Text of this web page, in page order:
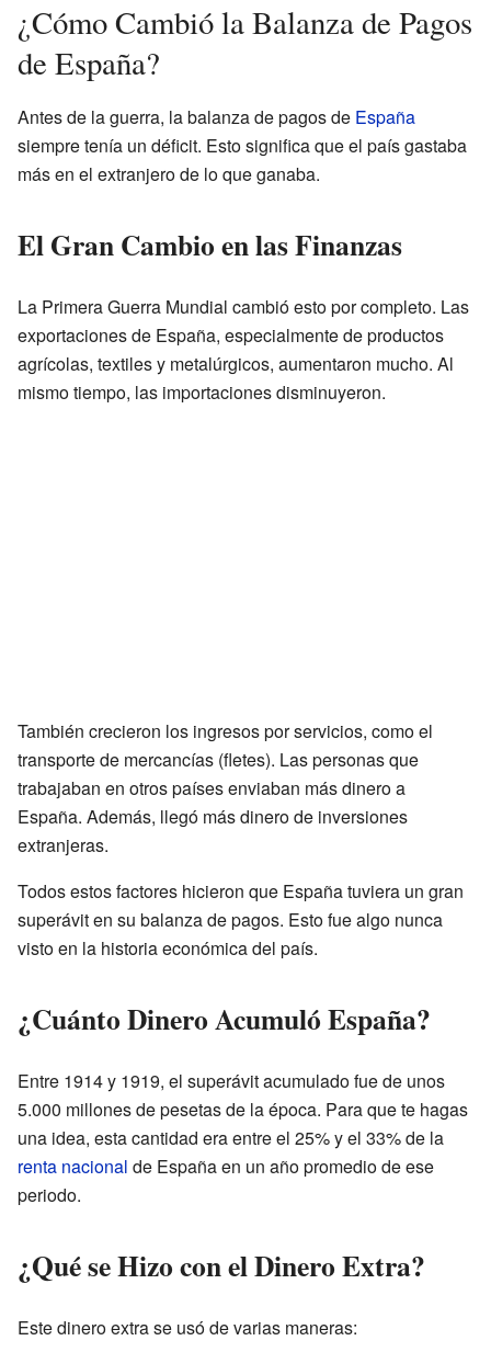
¿Cómo Cambió la Balanza de Pagos
de España?
Antes de la guerra, la balanza de pagos de España
siempre tenía un déficit. Esto significa que el país gastaba
más en el extranjero de lo que ganaba.
El Gran Cambio en las Finanzas
La Primera Guerra Mundial cambió esto por completo. Las
exportaciones de España, especialmente de productos
agrícolas, textiles y metalúrgicos, aumentaron mucho. Al
mismo tiempo, las importaciones disminuyeron.
También crecieron los ingresos por servicios, como el
transporte de mercancías (fletes). Las personas que
trabajaban en otros países enviaban más dinero a
España. Además, llegó más dinero de inversiones
extranjeras.
Todos estos factores hicieron que España tuviera un gran
superávit en su balanza de pagos. Esto fue algo nunca
visto en la historia económica del país.
¿Cuánto Dinero Acumuló España?
Entre 1914 y 1919, el superávit acumulado fue de unos
5.000 millones de pesetas de la época. Para que te hagas
una idea, esta cantidad era entre el 25% y el 33% de la
renta nacional de España en un año promedio de ese
periodo.
¿Qué se Hizo con el Dinero Extra?
Este dinero extra se usó de varias maneras: